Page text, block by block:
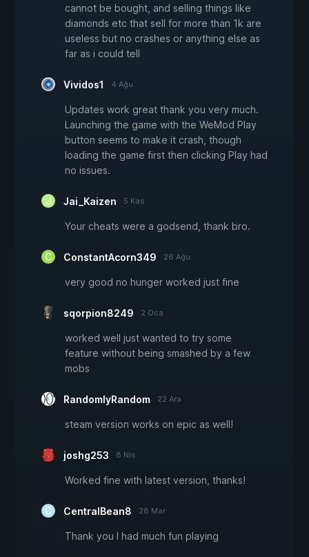
cannot be bought, and selling things like
diamonds etc that sell for more than 1k are
useless but no crashes or anything else as
far as i could tell
Vividos1 4 Ağu
Updates work great thank you very much.
Launching the game with the WeMod Play
button seems to make it crash, though
loading the game first then clicking Play had
no issues.
Jai_Kaizen 5 Kas
Your cheats were a godsend, thank bro.
ConstantAcorn349 26 Ağu
very good no hunger worked just fine
sqorpion8249 2 Oca
worked well just wanted to try some
feature without being smashed by a few
mobs
RandomlyRandom 22 Ara
steam version works on epic as well!
joshg253 8 Nis
Worked fine with latest version, thanks!
CentralBean8 28 Mar
Thank you I had much fun playing